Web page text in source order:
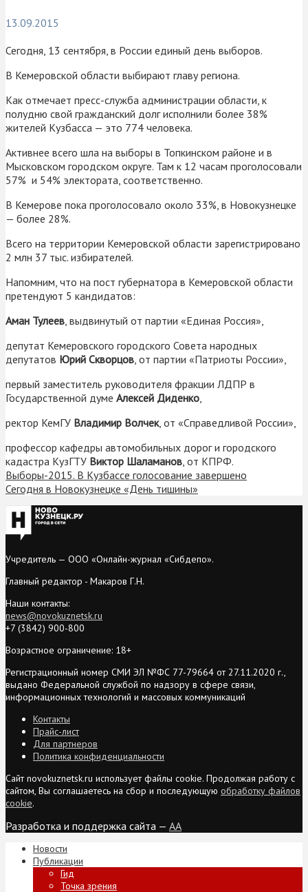
13.09.2015
Сегодня, 13 сентября, в России единый день выборов.
В Кемеровской области выбирают главу региона.
Как отмечает пресс-служба администрации области, к
полудню свой гражданский долг исполнили более 38%
жителей Кузбасса — это 774 человека.
Активнее всего шла на выборы в Топкинском районе и в
Мысковском городском округе. Там к 12 часам проголосовали
57% и 54% электората, соответственно.
В Кемерове пока проголосовало около 33%, в Новокузнецке
— более 28%.
Всего на территории Кемеровской области зарегистрировано
2 млн 37 тыс. избирателей.
Напомним, что на пост губернатора в Кемеровской области
претендуют 5 кандидатов:
Аман Тулеев , выдвинутый от партии «Единая Россия»,
депутат Кемеровского городского Совета народных
депутатов Юрий Скворцов , от партии «Патриоты России»,
первый заместитель руководителя фракции ЛДПР в
Государственной думе Алексей Диденко
ректор КемГУ Владимир Волчек, от «Справедливой России»,
профессор кафедры автомобильных дорог и городского
кадастра КузГТУ Виктор Шаламанов , от КПРФ.
Выборы-2015. В Кузбассе голосование завершено
Сегодня в Новокузнецке «День тишины»
Учредитель — ООО «Онлайн-журнал «Сибдепо».
Главный редактор - Макаров Г.Н.
Наши контакты:
news@novokuznetsk.ru
+7 (3842) 900-800
Возрастное ограничение: 18+
Регистрационный номер СМИ ЭЛ №ФС 77-79664 от 27.11.2020 г.,
выдано Федеральной службой по надзору в сфере связи,
информационных технологий и массовых коммуникаций
Контакты
Прайс-лист
Для партнеров
Политика конфиденциальности
Сайт novokuznetsk.ru использует файлы cookie. Продолжая работу с
сайтом, Вы соглашаетесь на сбор и последующую обработку файлов
cookie.
Разработка и поддержка сайта — AA
Новости
Публикации
Гид
Точка зрения